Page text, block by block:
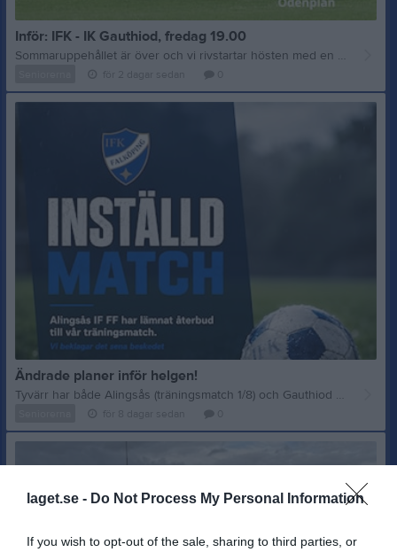
laget.se - Do Not Process My Personal Information
If you wish to opt-out of the sale, sharing to third parties, or
Inför: IFK - IK Gauthiod, fredag 19.00
Sommaruppehållet är över och vi rivstartar hösten med en riktig tuff match på fredag då IK Gauthiod från Grästorp besöker oss på Odenplan. Vi gjorde en bra match borta mot dem i våras och fick oavgjort. De hade en svajig period just då och förlorade bland annat mot Assyriska och Vara, och spelade även oavgjort mot Wargön. Därefter har de visat att de vill upp till tvåan igen och avslutade vårsäsongen med fyra raka vinster och ligger nu tvåa i tabellen. Vi avslutade också våren starkt med vinst mot serieledande Vara och oavgjort mot TGIF, samt även en seger mot just Gauthiod i u-lagsserien. Vi har efter tre veckors sommaruppehåll kört två veckor med bra träning. Tyvärr blev två planerade träningsmatcher inställda i helgen. Dels en mot Alingsås i lördags och dels en mot Gauthiods u-lag i söndags. En hastigt planerad träningsmatch mot FFK spelades i måndags där hela spelartruppen luftades. Det var en mindre bra utförd match från vår sida men vi får gå på devisen "ett dåligt genrep, en bra premiär" och hoppas att alla är på tå när matchen startar på fredag. Gauthiod kommer med en oavgjort träningsmatch mot Hertzöga BK i bagaget. Hertzöga spelar i div 3 Mellersta Svealand och leder den serien. En jämn match mellan två topplag i var sin div 3-serie alltså. Med det resultatet får vi anta att Gauthiod är lika heta nu som de var före sommaruppehållet. På spelarfronten är så gott som alla utespelare tillgängliga och skadefria så det är hög konkurrens om platserna i matchtrupp och i startelvan. På målvaktssidan har vi däremot lite bekymmer med skador och har fått låna in Joel Ekh från Åsarp Trädet. Joel känner vi sedan gammalt då han har spelat många år i IFK innan han gick till Å/T för två år sedan. Vi tackar Joel och Å/T för att de vill hjälpa oss på detta sätt! Nu hoppas vi att vi får en trevlig fredagsunderhållning på Odenplan och att många sluter upp och hejar fram grabbarna till ett bra resultat!
Ändrade planer inför helgen!
Tyvärr har både Alingsås (träningsmatch 1/8) och Gauthiod (U21, 3/8 - WO) lämnat återbud. Men vi ställer om direkt! 💪 Nu väntar istället träningsmatch mot Falköpings FK 🗓 Måndag 3 augusti 🕖 Kl. 19.00 Vi ser fram emot en bra värdemätare inför den fortsatta höstsäsongen. Nu laddar vi batterierna under helgen och kommer tillbaka redo för match på måndag! Vi ses på Odenplan – välkomna att stötta grabbarna! 🔵⚪️